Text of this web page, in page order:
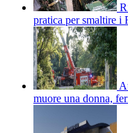
pratica per smaltire i
muore una donna,